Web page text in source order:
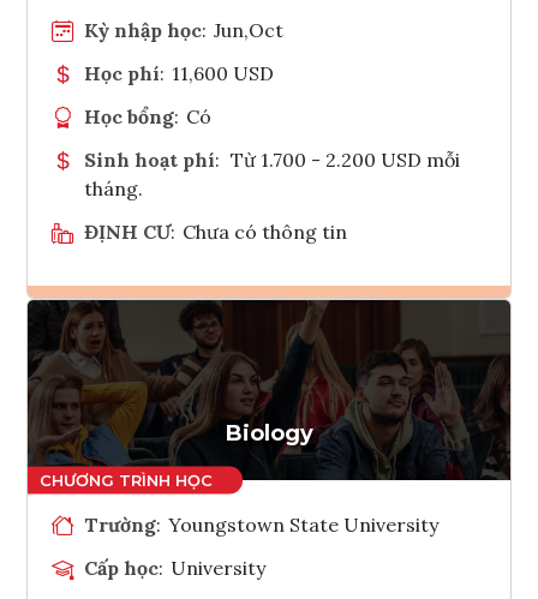
Kỳ nhập học: Jun,Oct
Học phí: 11,600 USD
Học bổng: Có
Sinh hoạt phí: Từ 1.700 - 2.200 USD mỗi
tháng.
ĐỊNH CƯ: Chưa có thông tin
Ghi danh
Tham vấn Interlink
Biology
Trường: Youngstown State University
Cấp học: University